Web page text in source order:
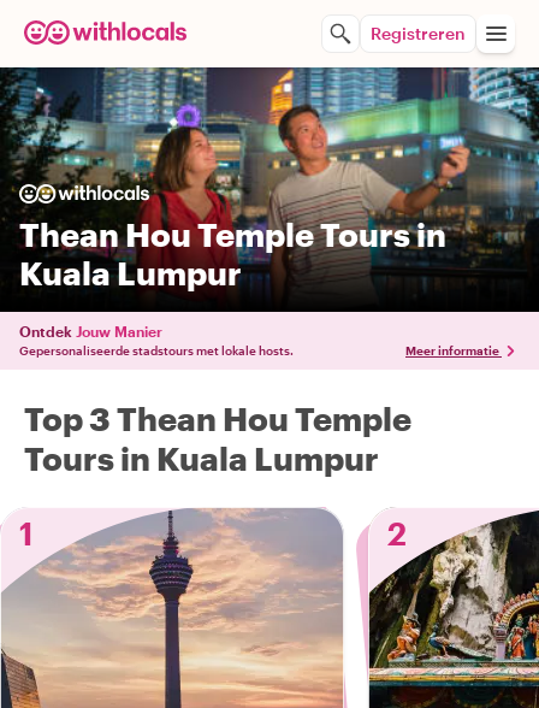
Registreren
Thean Hou Temple Tours in
Kuala Lumpur
Ontdek Jouw Manier
Gepersonaliseerde stadstours met lokale hosts. Meer informatie
Top 3 Thean Hou Temple
Tours in Kuala Lumpur
1
2